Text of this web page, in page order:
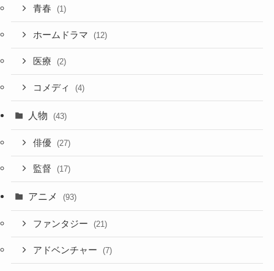
青春 (1)
ホームドラマ (12)
医療 (2)
コメディ (4)
人物 (43)
俳優 (27)
監督 (17)
アニメ (93)
ファンタジー (21)
アドベンチャー (7)